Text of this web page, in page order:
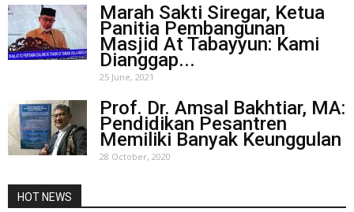
Marah Sakti Siregar, Ketua
Panitia Pembangunan
Masjid At Tabayyun: Kami
Dianggap...
25 June, 2021
Prof. Dr. Amsal Bakhtiar, MA:
Pendidikan Pesantren
Memiliki Banyak Keunggulan
28 October, 2020
HOT NEWS